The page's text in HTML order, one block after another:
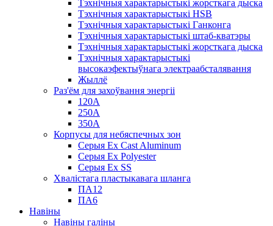
Тэхнічныя характарыстыкі жорсткага дыска
Тэхнічныя характарыстыкі HSB
Тэхнічныя характарыстыкі Ганконга
Тэхнічныя характарыстыкі штаб-кватэры
Тэхнічныя характарыстыкі жорсткага дыска
Тэхнічныя характарыстыкі
высокаэфектыўнага электраабсталявання
Жыллё
Раз'ём для захоўвання энергіі
120А
250А
350А
Корпусы для небяспечных зон
Серыя Ex Cast Aluminum
Серыя Ex Polyester
Серыя Ex SS
Хвалістага пластыкавага шланга
ПА12
ПА6
Навіны
Навіны галіны